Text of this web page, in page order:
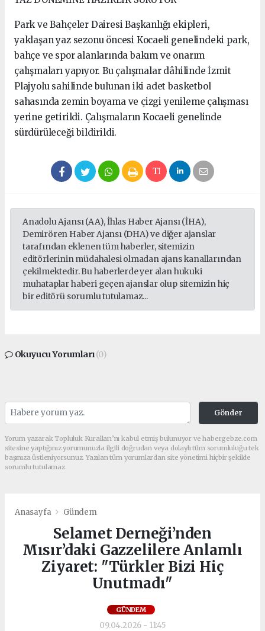
Park ve Bahçeler Dairesi Başkanlığı ekipleri,
yaklaşan yaz sezonu öncesi Kocaeli genelindeki park,
bahçe ve spor alanlarında bakım ve onarım
çalışmaları yapıyor. Bu çalışmalar dâhilinde İzmit
Plajyolu sahilinde bulunan iki adet basketbol
sahasında zemin boyama ve çizgi yenileme çalışması
yerine getirildi. Çalışmaların Kocaeli genelinde
sürdürüleceği bildirildi.
Anadolu Ajansı (AA), İhlas Haber Ajansı (İHA),
Demirören Haber Ajansı (DHA) ve diğer ajanslar
tarafından eklenen tüm haberler, sitemizin
editörlerinin müdahalesi olmadan ajans kanallarından
çekilmektedir. Bu haberlerde yer alan hukuki
muhataplar haberi geçen ajanslar olup sitemizin hiç
bir editörü sorumlu tutulamaz...
Okuyucu Yorumları(0)
Gönder
Yorum yazarak Topluluk Kuralları’nı kabul etmiş bulunuyor ve habergebze.com
sitesine yaptığınız yorumunuzla ilgili doğrudan veya dolaylı tüm sorumluluğu tek
başınıza üstleniyorsunuz. Yazılan tüm yorumlardan site yönetimi hiçbir şekilde
sorumlu tutulamaz.
Anasayfa Gündem
Selamet Derneği’nden
Mısır’daki Gazzelilere Anlamlı
Ziyaret: "Türkler Bizi Hiç
Unutmadı"
GÜNDEM
09.04.2026 - 11:45